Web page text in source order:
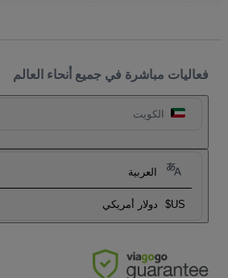
فعاليات مباشرة في جميع أنحاء العالم
الكويت
العربية
US$ دولار أمريكي